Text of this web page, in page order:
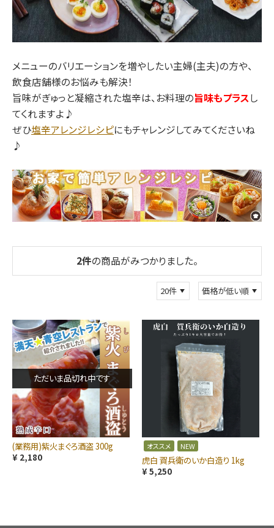
メニューのバリエーションを増やしたい主婦(主夫)の方や、
飲食店舗様のお悩みも解決！
旨味がぎゅっと凝縮された塩辛は、お料理の旨味もプラスし
てくれますよ♪
ぜひ塩辛アレンジレシピにもチャレンジしてみてくださいね
♪
2件の商品がみつかりました。
ただいま品切れ中です
(業務用)紫火まぐろ酒盗 300g
¥ 2,180
オススメ NEW
虎白 賀兵衛のいか白造り 1kg
¥ 5,250